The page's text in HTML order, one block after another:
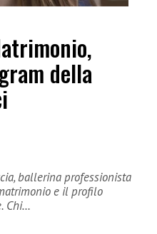
della
ballerina professionista
e il profilo
Chi…